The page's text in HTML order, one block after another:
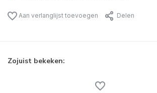
Aan verlanglijst toevoegen Delen
Zojuist bekeken: